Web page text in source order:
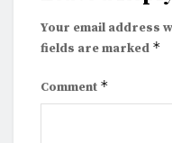
Your email address
fields are marked *
Comment *